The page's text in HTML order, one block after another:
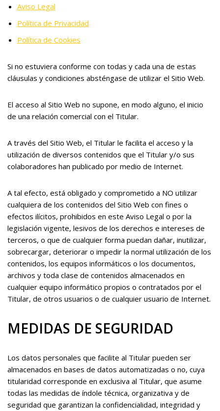
Aviso Legal
Política de Privacidad
Política de Cookies
Si no estuviera conforme con todas y cada una de estas
cláusulas y condiciones absténgase de utilizar el Sitio Web.
El acceso al Sitio Web no supone, en modo alguno, el inicio
de una relación comercial con el Titular.
A través del Sitio Web, el Titular le facilita el acceso y la
utilización de diversos contenidos que el Titular y/o sus
colaboradores han publicado por medio de Internet.
A tal efecto, está obligado y comprometido a NO utilizar
cualquiera de los contenidos del Sitio Web con fines o
efectos ilícitos, prohibidos en este Aviso Legal o por la
legislación vigente, lesivos de los derechos e intereses de
terceros, o que de cualquier forma puedan dañar, inutilizar,
sobrecargar, deteriorar o impedir la normal utilización de los
contenidos, los equipos informáticos o los documentos,
archivos y toda clase de contenidos almacenados en
cualquier equipo informático propios o contratados por el
Titular, de otros usuarios o de cualquier usuario de Internet.
MEDIDAS DE SEGURIDAD
Los datos personales que facilite al Titular pueden ser
almacenados en bases de datos automatizadas o no, cuya
titularidad corresponde en exclusiva al Titular, que asume
todas las medidas de índole técnica, organizativa y de
seguridad que garantizan la confidencialidad, integridad y